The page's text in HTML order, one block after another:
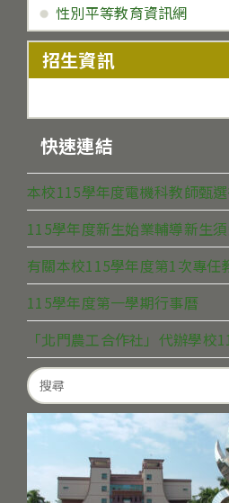
性別平等教育資訊網
招生資訊
快速連結
本校115學年度電機科教師甄
115學年度新生始業輔導新生
有關本校115學年度第1次專
115學年度第一學期行事曆
「北門農工合作社」代辦學
Search
for: